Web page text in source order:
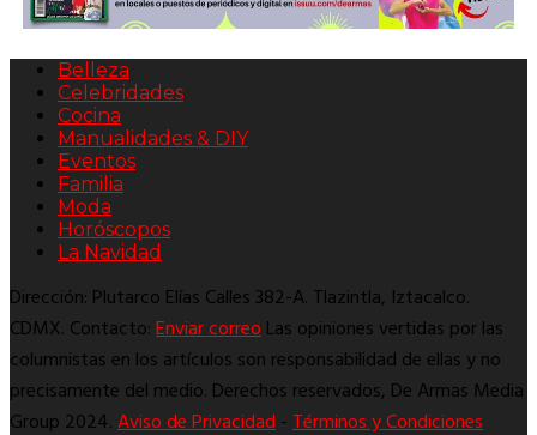
Belleza
Celebridades
Cocina
Manualidades & DIY
Eventos
Familia
Moda
Horóscopos
La Navidad
Dirección: Plutarco Elías Calles 382-A. Tlazintla, Iztacalco.
CDMX. Contacto:Enviar correoLas opiniones vertidas por las
columnistas en los artículos son responsabilidad de ellas y no
precisamente del medio. Derechos reservados, De Armas Media
Group 2024.Aviso de Privacidad-Términos y Condiciones